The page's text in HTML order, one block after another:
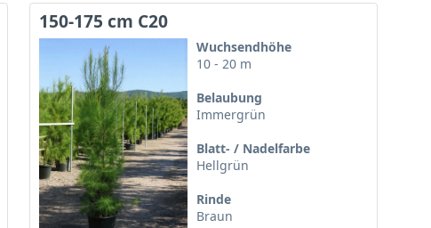
150-175 cm C20
Wuchsendhöhe
10 - 20 m
Belaubung
Immergrün
Blatt- / Nadelfarbe
Hellgrün
Rinde
Braun